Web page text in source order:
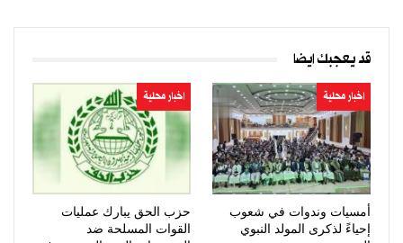
قد يعجبك ايضا
اخبار محلية
أمسيات وندوات في شعوب
إحياءً لذكرى المولد النبوي
اخبار محلية
حزب الحق يبارك عمليات
القوات المسلحة ضد